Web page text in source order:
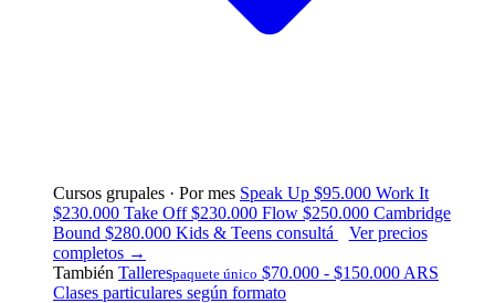
Cursos grupales · Por mes Speak Up $95.000 Work It
$230.000 Take Off $230.000 Flow $250.000 Cambridge
Bound $280.000 Kids & Teens consultá
Ver precios
completos →
También Tallerespaquete único $70.000 - $150.000 ARS
Clases particulares según formato